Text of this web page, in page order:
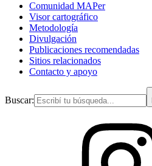
Comunidad MAPer
Visor cartográfico
Metodología
Divulgación
Publicaciones recomendadas
Sitios relacionados
Contacto y apoyo
Buscar: